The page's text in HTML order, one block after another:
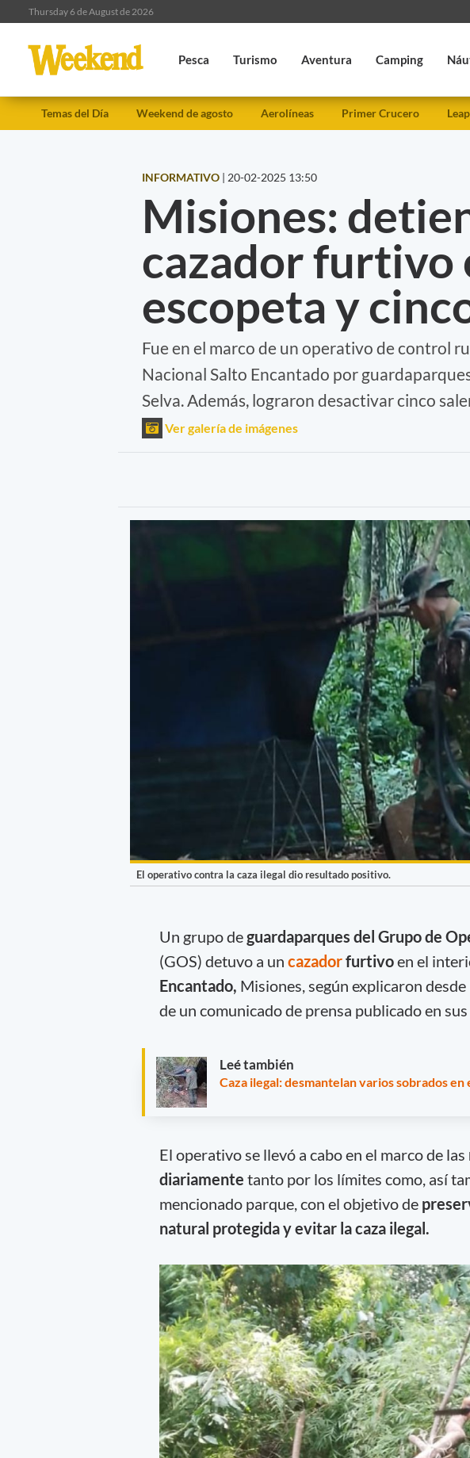
Thursday 6 de August de 2026
Pesca Turismo Aventura Camping
Temas del Día Weekend de agosto Aerolíneas Primer Crucero
INFORMATIVO | 20-02-2025 13:50
Misiones:
cazador furtivo
escopeta y
Fue en el marco de un operativo de control
Nacional Salto Encantado por
Selva. Además, lograron desactivar cinco
Ver galería de imágenes
El operativo contra la caza ilegal dio resultado positivo.
Un grupo deguardaparques del Grupo de
(GOS) detuvo a un cazadorfurtivoen el
Encantado, Misiones, según explicaron
de un comunicado de prensa publicado en sus
Leé también
Caza ilegal: desmantelan varios sobrados
El operativo se llevó a cabo en el marco de las
diariamente tanto por los límites como, así
mencionado parque, con el objetivo de
natural protegida y evitar la caza ilegal.